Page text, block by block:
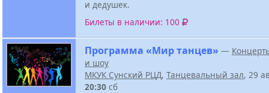
и дедушек.
Билеты в наличии: 100
Программа «Мир танцев» —
и шоу
МКУК Сунский РЦД, Танцевальный зал, 29
20:30 сб